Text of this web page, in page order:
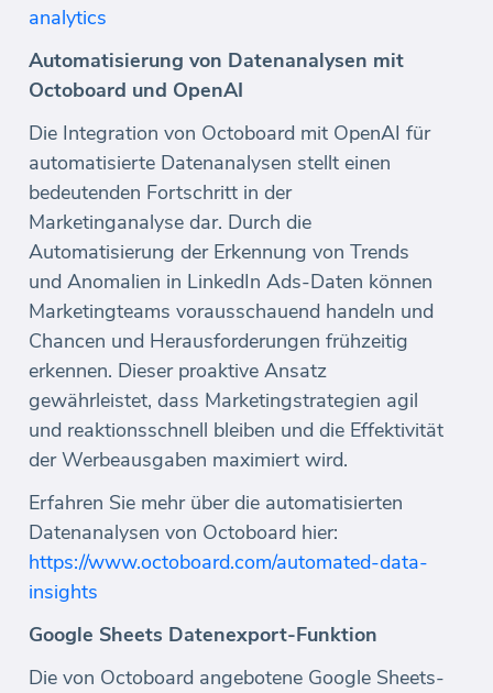
analytics
Automatisierung von Datenanalysen mit
Octoboard und OpenAI
Die Integration von Octoboard mit OpenAI für
automatisierte Datenanalysen stellt einen
bedeutenden Fortschritt in der
Marketinganalyse dar. Durch die
Automatisierung der Erkennung von Trends
und Anomalien in LinkedIn Ads-Daten können
Marketingteams vorausschauend handeln und
Chancen und Herausforderungen frühzeitig
erkennen. Dieser proaktive Ansatz
gewährleistet, dass Marketingstrategien agil
und reaktionsschnell bleiben und die Effektivität
der Werbeausgaben maximiert wird.
Erfahren Sie mehr über die automatisierten
Datenanalysen von Octoboard hier:
https://www.octoboard.com/automated-data-
insights
Google Sheets Datenexport-Funktion
Die von Octoboard angebotene Google Sheets-